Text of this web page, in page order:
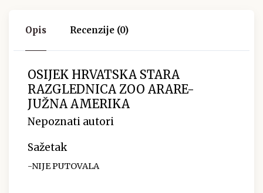
Opis Recenzije (0)
OSIJEK HRVATSKA STARA
RAZGLEDNICA ZOO ARARE-
JUŽNA AMERIKA
Nepoznati autori
Sažetak
-NIJE PUTOVALA